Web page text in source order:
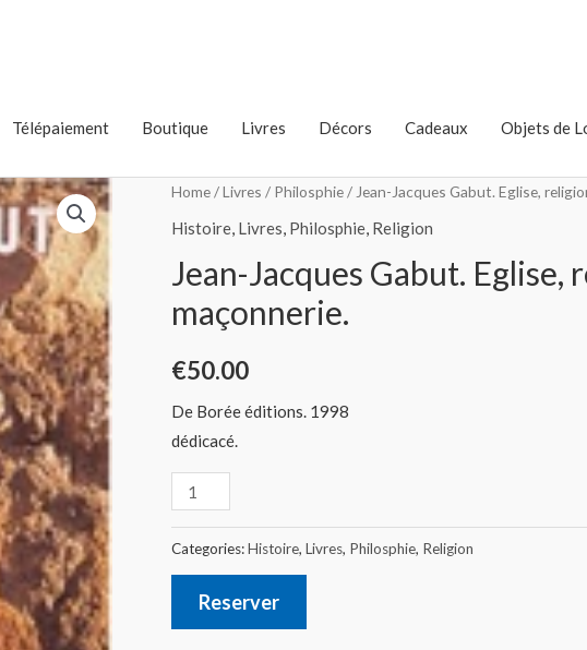
Télépaiement Boutique Livres Décors Cadeaux Objets de
Home/Livres / Philosphie/ Jean-Jacques Gabut. Eglise,
Histoire, Livres, Philosphie, Religion
Jean-Jacques Gabut. Eglise,
maçonnerie.
€50.00
De Borée éditions. 1998
dédicacé.
Categories:Histoire, Livres, Philosphie, Religion
Reserver